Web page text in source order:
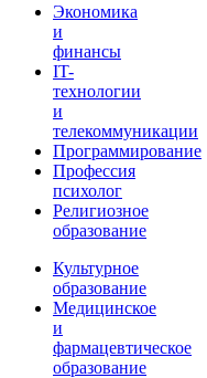
Экономика
и
финансы
IT-
технологии
и
телекоммуникации
Программирование
Профессия
психолог
Религиозное
образование
Культурное
образование
Медицинское
и
фармацевтическое
образование